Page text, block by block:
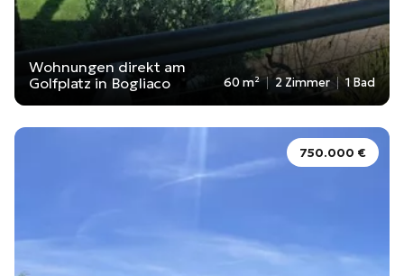
Wohnungen direkt am
Golfplatz in Bogliaco
60 m² 2 Zimmer 1 Bad
750.000 €